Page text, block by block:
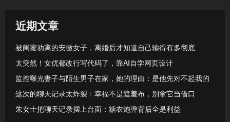
近期文章
被闺蜜劝离的安徽女子，离婚后才知道自己输得有多彻底
太突然！女优都改行写代码了，靠AI自学网页设计
监控曝光妻子与陌生男子在家，她的理由：是他先对不起我的
这次的聊天记录太炸裂：幸福不是遮羞布，别拿它当借口
朱女士把聊天记录摆上台面：糖衣炮弹背后全是利益